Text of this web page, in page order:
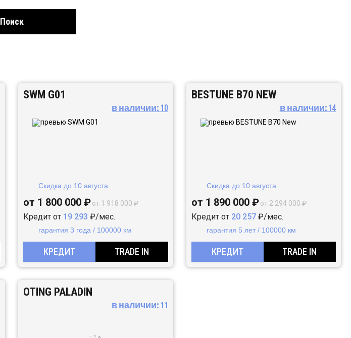
Поиск
SWM G01
в наличии: 10
Скидка до 10 августа
от 1 800 000 ₽от 1 918 000 ₽
Кредит от 19 293 ₽/мес.
гарантия 3 года / 100000 км
КРЕДИТ TRADE IN
BESTUNE B70 NEW
в наличии: 14
Скидка до 10 августа
от 1 890 000 ₽от 2 294 000 ₽
Кредит от 20 257₽/мес.
гарантия 5 лет / 100000 км
КРЕДИТ TRADE IN
OTING PALADIN
в наличии: 11